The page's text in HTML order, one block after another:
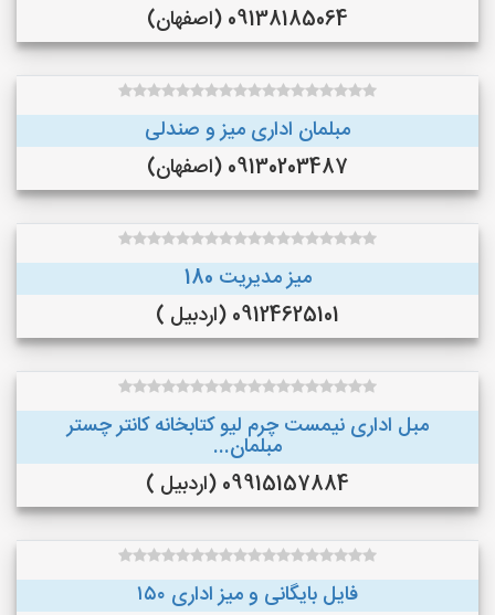
09138185064 (اصفهان)
مبلمان اداری میز و صندلی
09130203487 (اصفهان)
میز مدیریت 180
09124625101 (اردبیل )
مبل اداری نیمست چرم لیو کتابخانه کانتر چستر
مبلمان...
09915157884 (اردبیل )
فایل بایگانی و میز اداری ۱۵۰